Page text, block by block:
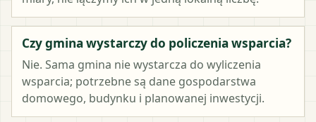
Czy gmina wystarczy do policzenia wsparcia?
Nie. Sama gmina nie wystarcza do wyliczenia
wsparcia; potrzebne są dane gospodarstwa
domowego, budynku i planowanej inwestycji.